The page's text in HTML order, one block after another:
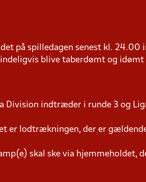
på spilledagen senest kl. 24.00
blive taberdømt og idømt
Division indtræder i runde 3 og
er lodtrækningen, der er
skal ske via hjemmeholdet,